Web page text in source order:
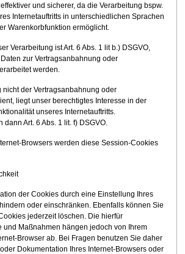
und sicherer, da die Verarbeitung bspw.
Internetauftritts in unterschiedlichen Sprachen
Warenkorbfunktion ermöglicht.
Verarbeitung ist Art. 6 Abs. 1 lit b.) DSGVO,
zur Vertragsanbahnung oder
werden.
nicht der Vertragsanbahnung oder
liegt unser berechtigtes Interesse in der
unseres Internetauftritts.
dann Art. 6 Abs. 1 lit. f) DSGVO.
Browsers werden diese Session-Cookies
der Cookies durch eine Einstellung Ihres
oder einschränken. Ebenfalls können Sie
jederzeit löschen. Die hierfür
und Maßnahmen hängen jedoch von Ihrem
Browser ab. Bei Fragen benutzen Sie daher
Dokumentation Ihres Internet-Browsers oder